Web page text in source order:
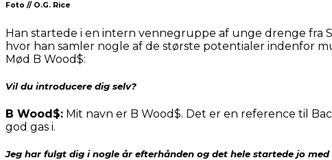
Foto // O.G. Rice
Han startede i en intern vennegruppe af unge drenge fra
hvor han samler nogle af de største potentialer indenfor
Mød B Wood$:
Vil du introducere dig selv?
B Wood$: Mit navn er B Wood$. Det er en reference til
god gas i.
Jeg har fulgt dig i nogle år efterhånden og det hele startede jo